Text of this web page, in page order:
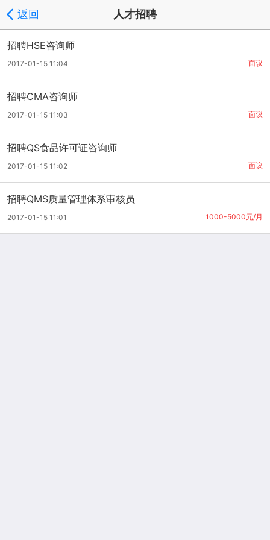
返回 人才招聘
招聘HSE咨询师
面议
2017-01-15 11:04
招聘CMA咨询师
面议
2017-01-15 11:03
招聘QS食品许可证咨询师
面议
2017-01-15 11:02
招聘QMS质量管理体系审核员
1000-5000元/月
2017-01-15 11:01